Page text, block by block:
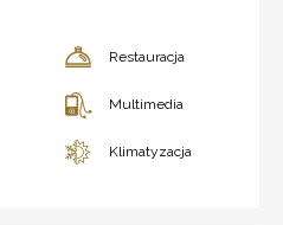
Restauracja
Multimedia
Klimatyzacja